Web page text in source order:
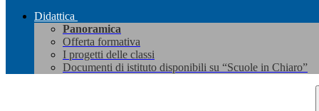
Didattica
Panoramica
Offerta formativa
I progetti delle classi
Documenti di istituto disponibili su “Scuole in Chiaro”